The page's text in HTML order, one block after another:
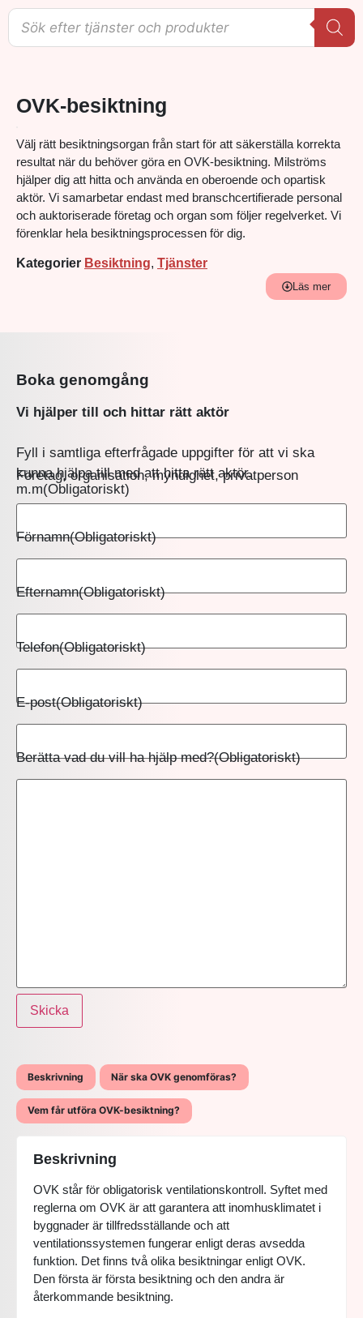
OVK-besiktning
Välj rätt besiktningsorgan från start för att säkerställa korrekta
resultat när du behöver göra en OVK-besiktning. Milströms
hjälper dig att hitta och använda en oberoende och opartisk
aktör. Vi samarbetar endast med branschcertifierade personal
och auktoriserade företag och organ som följer regelverket. Vi
förenklar hela besiktningsprocessen för dig.
Kategorier Besiktning, Tjänster
Läs mer
Boka genomgång
Vi hjälper till och hittar rätt aktör
Fyll i samtliga efterfrågade uppgifter för att vi ska
kunna hjälpa till med att hitta rätt aktör.
Företag, organisation, myndighet, privatperson
m.m(Obligatoriskt)
Förnamn(Obligatoriskt)
Efternamn(Obligatoriskt)
Telefon(Obligatoriskt)
E-post(Obligatoriskt)
Berätta vad du vill ha hjälp med?(Obligatoriskt)
Skicka
Beskrivning När ska OVK genomföras?
Vem får utföra OVK-besiktning?
Beskrivning
OVK står för obligatorisk ventilationskontroll. Syftet med
reglerna om OVK är att garantera att inomhusklimatet i
byggnader är tillfredsställande och att
ventilationssystemen fungerar enligt deras avsedda
funktion. Det finns två olika besiktningar enligt OVK.
Den första är första besiktning och den andra är
återkommande besiktning.